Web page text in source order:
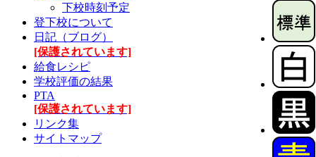
下校時刻予定
登下校について
日記（ブログ）
[保護されています]
給食レシピ
学校評価の結果
PTA
[保護されています]
リンク集
サイトマップ